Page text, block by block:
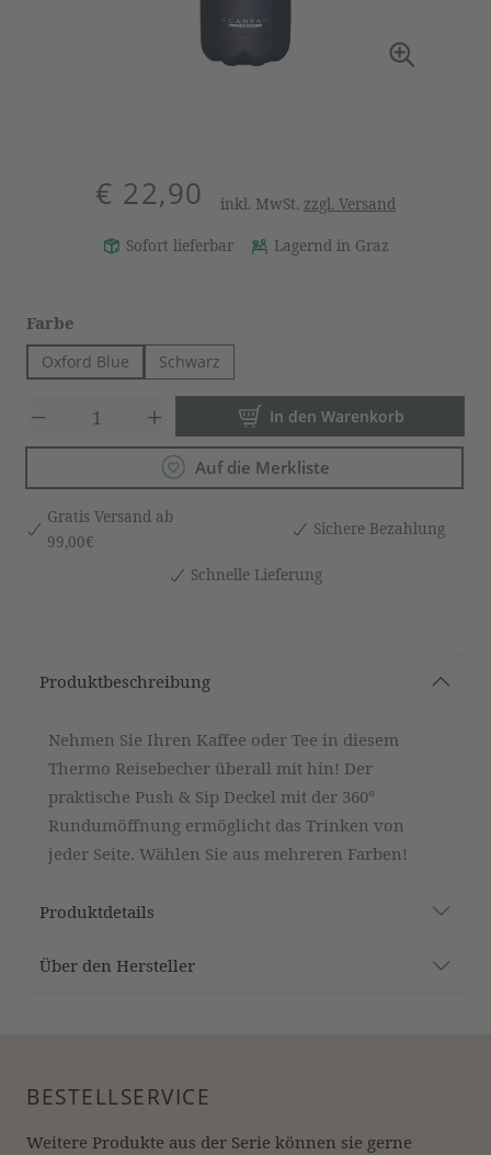
€ 22,90 inkl. MwSt. zzgl. Versand
Sofort lieferbar Lagernd in Graz
Farbe
Oxford Blue Schwarz
Produkt Anzahl: Gib den
In den Warenkorb
Auf die Merkliste
Gratis Versand ab
99,00€
Sichere Bezahlung
Schnelle Lieferung
Produktbeschreibung
Nehmen Sie Ihren Kaffee oder Tee in diesem
Thermo Reisebecher überall mit hin! Der
praktische Push & Sip Deckel mit der 360°
Rundumöffnung ermöglicht das Trinken von
jeder Seite. Wählen Sie aus mehreren Farben!
Produktdetails
Über den Hersteller
BESTELLSERVICE
Weitere Produkte aus der Serie können sie gerne